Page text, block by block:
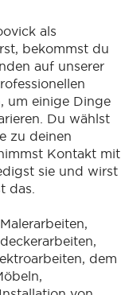
als
bekommst du
auf unserer
um einige Dinge
Du wählst
zu deinen
Kontakt mit
sie und wirst
das.
dem